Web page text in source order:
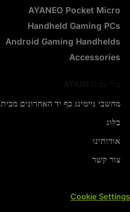
AYANEO Pocket Micro
Handheld Gaming PCs
Android Gaming Handhelds
Accessories
מחשבי גיימינג כף יד האחרונים מבית AYANEO x DROIX
בלוג
אודותינו
צור קשר
Cookie Settings